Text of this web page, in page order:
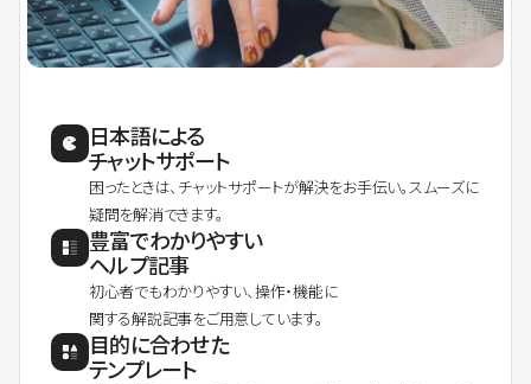
日本語による
チャットサポート
困ったときは、チャットサポートが解決をお手伝い。スムーズに
疑問を解消できます。
豊富でわかりやすい
ヘルプ記事
初心者でもわかりやすい、操作・機能に
関する解説記事をご用意しています。
目的に合わせた
テンプレート